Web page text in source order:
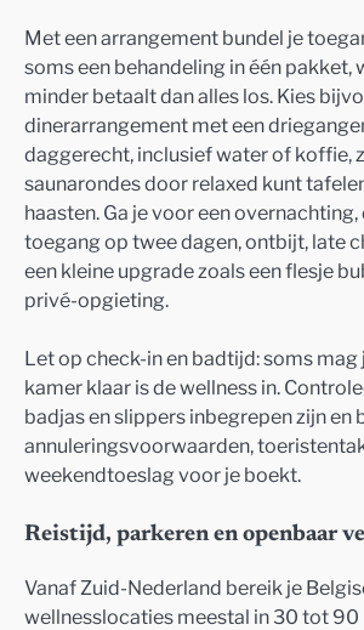
Met een arrangement bundel je
soms een behandeling in één pakket,
minder betaalt dan alles los. Kies
dinerarrangement met een
daggerecht, inclusief water of koffie,
saunarondes door relaxed kunt
haasten. Ga je voor een
toegang op twee dagen, ontbijt, late
een kleine upgrade zoals een flesje
privé-opgieting.
Let op check-in en badtijd: soms mag
kamer klaar is de wellness in.
badjas en slippers inbegrepen zijn en
annuleringsvoorwaarden,
weekendtoeslag voor je boekt.
Reistijd, parkeren en openbaar
Vanaf Zuid-Nederland bereik je
wellnesslocaties meestal in 30 tot 90